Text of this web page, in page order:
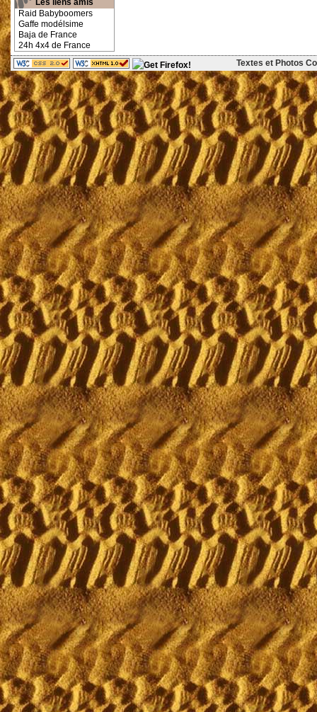
Les liens amis
Raid Babyboomers
Gaffe modélsime
Baja de France
24h 4x4 de France
Textes et Photos